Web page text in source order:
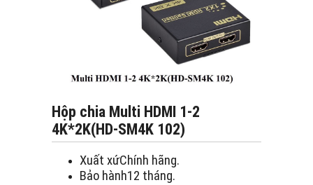
Hộp chia Multi HDMI 1-2
4K*2K(HD-SM4K 102)
Xuất xứChính hãng.
Bảo hành12 tháng.